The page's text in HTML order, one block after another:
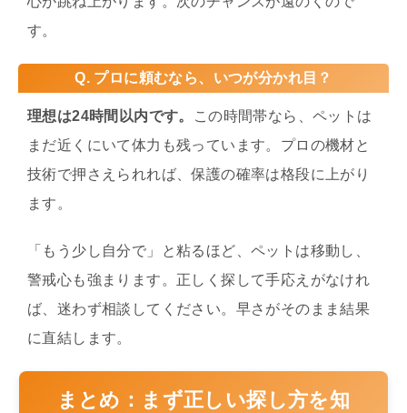
す。
Q. プロに頼むなら、いつが分かれ目？
理想は24時間以内です。
この時間帯なら、ペットは
まだ近くにいて体力も残っています。プロの機材と
技術で押さえられれば、保護の確率は格段に上がり
ます。
「もう少し自分で」と粘るほど、ペットは移動し、
警戒心も強まります。正しく探して手応えがなけれ
ば、迷わず相談してください。早さがそのまま結果
に直結します。
まとめ：まず正しい探し方を知